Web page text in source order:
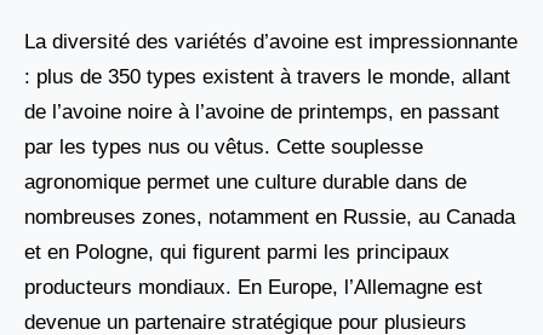
La diversité des variétés d’avoine est impressionnante
: plus de 350 types existent à travers le monde, allant
de l’avoine noire à l’avoine de printemps, en passant
par les types nus ou vêtus. Cette souplesse
agronomique permet une culture durable dans de
nombreuses zones, notamment en Russie, au Canada
et en Pologne, qui figurent parmi les principaux
producteurs mondiaux. En Europe, l’Allemagne est
devenue un partenaire stratégique pour plusieurs